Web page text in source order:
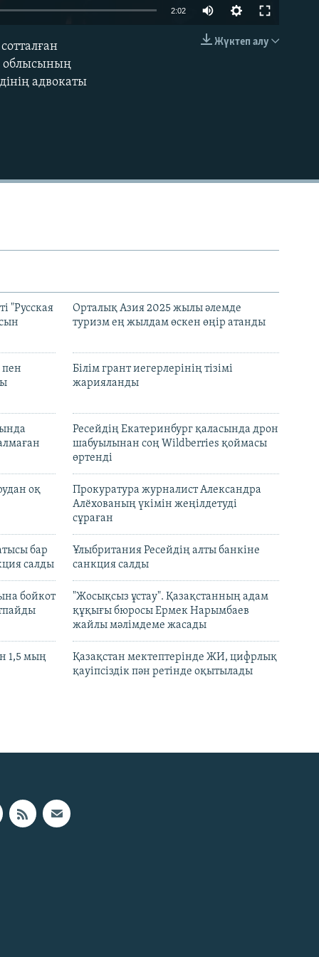
EMBED
2:02
Жүктеп алу
облысының
адвокаты
"Русская
Орталық Азия 2025 жылы әлемде
туризм ең жылдам өскен өңір атанды
Білім грант иегерлерінің тізімі
жарияланды
Ресейдің Екатеринбург қаласында дрон
шабуылынан соң Wildberries қоймасы
өртенді
оқ
Прокуратура журналист Александра
Алёхованың үкімін жеңілдетуді
сұраған
бар
салды
Ұлыбритания Ресейдің алты банкіне
санкция салды
бойкот
"Жосықсыз ұстау". Қазақстанның адам
құқығы бюросы Ермек Нарымбаев
жайлы мәлімдеме жасады
1,5 мың
Қазақстан мектептерінде ЖИ, цифрлық
қауіпсіздік пән ретінде оқытылады